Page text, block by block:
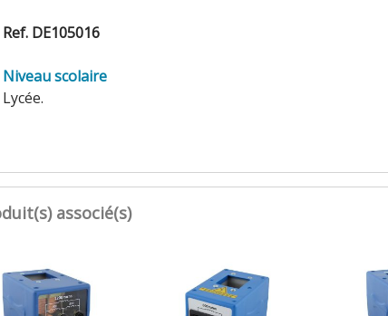
Ref. DE105016
Niveau scolaire
Lycée.
associé(s)